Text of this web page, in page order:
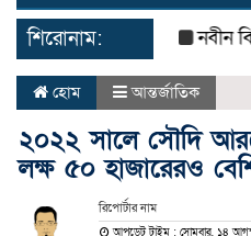
শিরোনাম: নবীন
হোম আন্তর্জাতিক
২০২২ সালে সৌদি
লক্ষ ৫০ হাজারেরও
রিপোর্টার নাম
আপডেট টাইম : সোমবার, ১৪